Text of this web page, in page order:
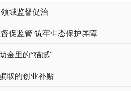
域监督促治
促监管 筑牢生态保护屏障
金里的“猫腻”
取的创业补贴